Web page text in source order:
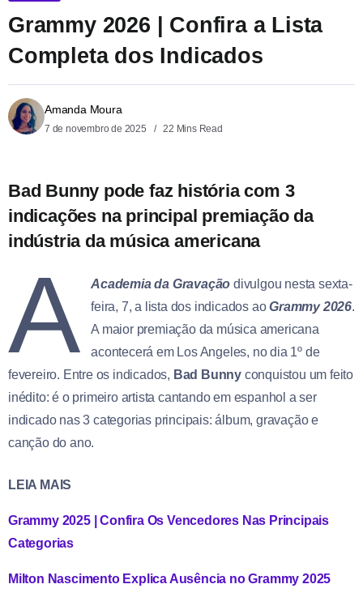
Grammy 2026 | Confira a Lista
Completa dos Indicados
Amanda Moura
7 de novembro de 2025 22 Mins Read
Bad Bunny pode faz história com 3
indicações na principal premiação da
indústria da música americana
A Academia da Gravação divulgou nesta sexta-
feira, 7, a lista dos indicados aoGrammy 2026.
A maior premiação da música americana
acontecerá em Los Angeles, no dia 1º de
fevereiro. Entre os indicados, Bad Bunny conquistou um feito
inédito: é o primeiro artista cantando em espanhol a ser
indicado nas 3 categorias principais: álbum, gravação e
canção do ano.
LEIA MAIS
Grammy 2025 | Confira Os Vencedores Nas Principais
Categorias
Milton Nascimento Explica Ausência no Grammy 2025